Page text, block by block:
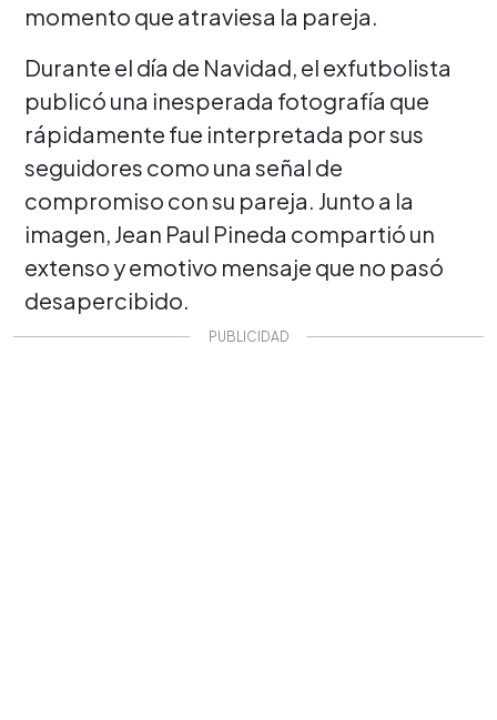
momento que atraviesa la pareja.
Durante el día de Navidad, el exfutbolista
publicó una inesperada fotografía que
rápidamente fue interpretada por sus
seguidores como una señal de
compromiso con su pareja. Junto a la
imagen, Jean Paul Pineda compartió un
extenso y emotivo mensaje que no pasó
desapercibido.